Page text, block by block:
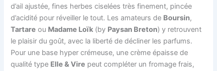
d’ail ajustée, fines herbes ciselées très finement, pincée
d’acidité pour réveiller le tout. Les amateurs de Boursin,
Tartare ou Madame Loïk (by Paysan Breton) y retrouvent
le plaisir du goût, avec la liberté de décliner les parfums.
Pour une base hyper crémeuse, une crème épaisse de
qualité type Elle & Vire peut compléter un fromage frais,